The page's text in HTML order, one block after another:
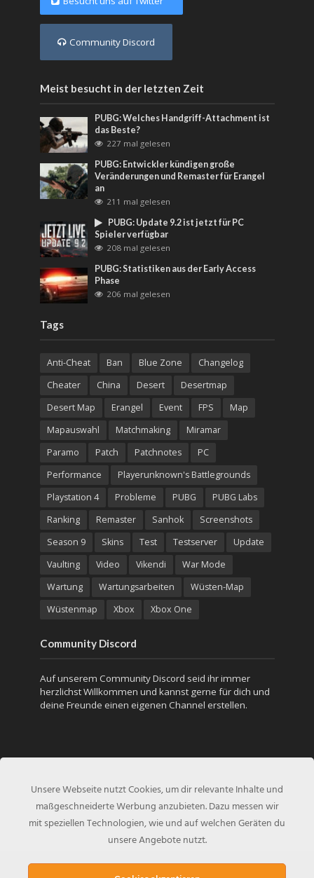
Community Discord
Meist besucht in der letzten Zeit
PUBG: Welches Handgriff-Attachment ist
das Beste?
227 mal gelesen
PUBG: Entwickler kündigen große
Veränderungen und Remaster für Erangel
an
211 mal gelesen
PUBG: Update 9.2 ist jetzt für PC
Spieler verfügbar
208 mal gelesen
PUBG: Statistiken aus der Early Access
Phase
206 mal gelesen
Tags
Anti-Cheat Ban Blue Zone
Changelog
Cheater
China Desert
Desertmap
Desert Map
Erangel Event FPS
Map
Mapauswahl
Matchmaking
Miramar
Paramo
Patch Patchnotes
PC
Performance
Playerunknown's Battlegrounds
Playstation 4
Probleme PUBG
PUBG Labs
Ranking
Remaster Sanhok
Screenshots
Season 9
Skins Test Testserver
Update
Vaulting
Video Vikendi
War Mode
Wartung
Wartungsarbeiten
Wüsten-Map
Wüstenmap
Xbox Xbox One
Community Discord
Auf unserem Community Discord seid ihr immer
herzlichst Willkommen und kannst gerne für dich und
deine Freunde einen eigenen Channel erstellen.
Unsere Webseite nutzt Cookies, um dir relevante Inhalte und
maßgeschneiderte Werbung anzubieten. Dazu messen wir
mit speziellen Technologien, wie und auf welchen Geräten du
unsere Angebote nutzt.